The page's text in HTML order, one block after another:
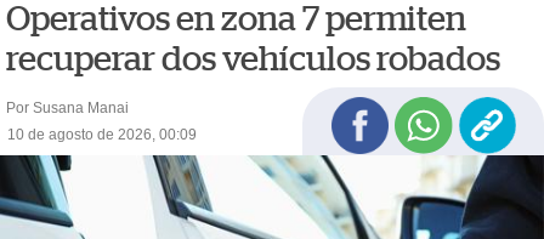
Operativos en zona 7 permiten
recuperar dos vehículos robados
Por Susana Manai
10 de agosto de 2026, 00:09